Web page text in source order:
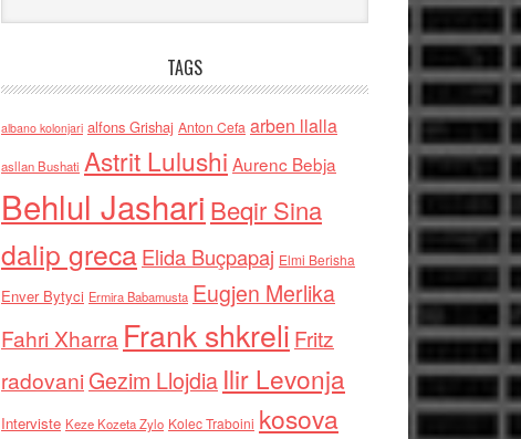
TAGS
albano kolonjari alfons Grishaj Anton Cefa arben llalla
asllan Bushati Astrit Lulushi Aurenc Bebja
Behlul Jashari Beqir Sina
dalip grecaElida Buçpapaj Elmi Berisha
Enver Bytyci Ermira Babamusta Eugjen Merlika
Fahri Xharra Frank shkreli Fritz
radovaniGezim Llojdia Ilir Levonja
Interviste Keze Kozeta Zylo Kolec Traboini kosova